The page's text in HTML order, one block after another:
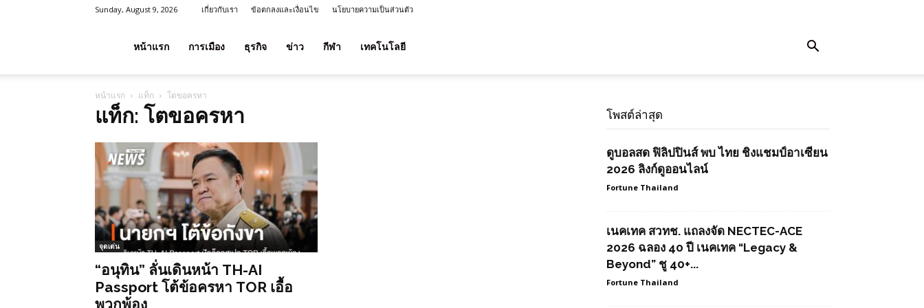
Sunday, August 9, 2026 เกี่ยวกับเรา ข้อตกลงและเงื่อนไข นโยบายความเป็นส่วนตัว
ลาภ
ประเทศไทย
หน้าแรก การเมือง ธุรกิจ ข่าว กีฬา เทคโนโลยี
หน้าแรก แท็ก โตขอครหา
แท็ก: โตขอครหา
จุดเด่น
“อนุทิน” ลั่นเดินหน้า TH-AI
Passport โต้ข้อครหา TOR เอื้อ
พวกพ้อง
โพสต์ล่าสุด
ดูบอลสด ฟิลิปปินส์ พบ ไทย ชิงแชมป์อาเซียน
2026 ลิงก์ดูออนไลน์
Fortune Thailand
เนคเทค สวทช. แถลงจัด NECTEC-ACE
2026 ฉลอง 40 ปี เนคเทค “Legacy &
Beyond” ชู 40+...
Fortune Thailand